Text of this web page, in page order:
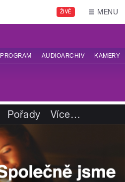
ŽIVĚ MENU
PROGRAM AUDIOARCHIV KAMERY
Pořady Více…